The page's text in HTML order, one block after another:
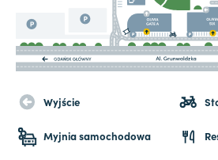
Wyjście
Myjnia samochodowa